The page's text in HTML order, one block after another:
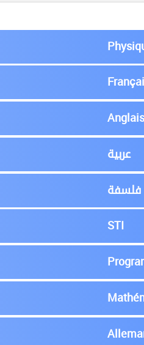
عربية
فلسفة
STI